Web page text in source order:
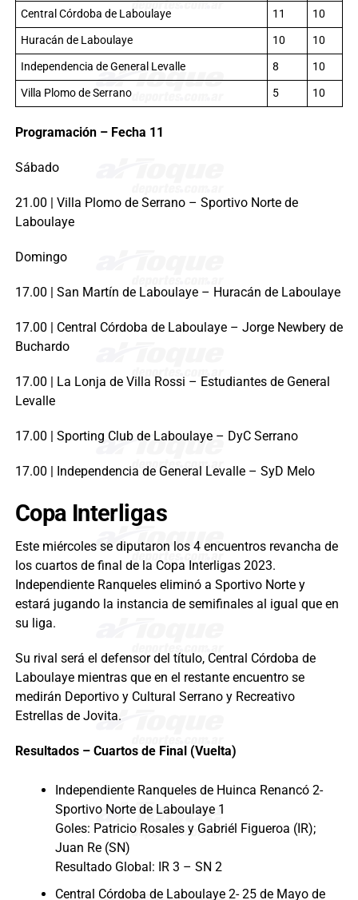
Central Córdoba de Laboulaye
11
10
Huracán de Laboulaye
10
10
Independencia de General Levalle
8
10
Villa Plomo de Serrano
5 10
Programación – Fecha 11
Sábado
21.00 | Villa Plomo de Serrano – Sportivo Norte de
Laboulaye
Domingo
17.00 | San Martín de Laboulaye – Huracán de Laboulaye
17.00 | Central Córdoba de Laboulaye – Jorge Newbery de
Buchardo
17.00 | La Lonja de Villa Rossi – Estudiantes de General
Levalle
17.00 | Sporting Club de Laboulaye – DyC Serrano
17.00 | Independencia de General Levalle – SyD Melo
Copa Interligas
Este miércoles se diputaron los 4 encuentros revancha de
los cuartos de final de la Copa Interligas 2023.
Independiente Ranqueles eliminó a Sportivo Norte y
estará jugando la instancia de semifinales al igual que en
su liga.
Su rival será el defensor del título, Central Córdoba de
Laboulaye mientras que en el restante encuentro se
medirán Deportivo y Cultural Serrano y Recreativo
Estrellas de Jovita.
Resultados – Cuartos de Final (Vuelta)
Independiente Ranqueles de Huinca Renancó 2-
Sportivo Norte de Laboulaye 1
Goles: Patricio Rosales y Gabriél Figueroa (IR);
Juan Re (SN)
Resultado Global: IR 3 – SN 2
Central Córdoba de Laboulaye 2- 25 de Mayo de